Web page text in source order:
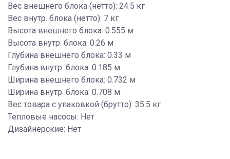
Вес внешнего блока (нетто): 24.5 кг
Вес внутр. блока (нетто): 7 кг
Высота внешнего блока: 0.555 м
Высота внутр. блока: 0.26 м
Глубина внешнего блока: 0.33 м
Глубина внутр. блока: 0.185 м
Ширина внешнего блока: 0.732 м
Ширина внутр. блока: 0.708 м
Вес товара с упаковкой (брутто): 35.5 кг
Тепловые насосы: Нет
Дизайнерские: Нет